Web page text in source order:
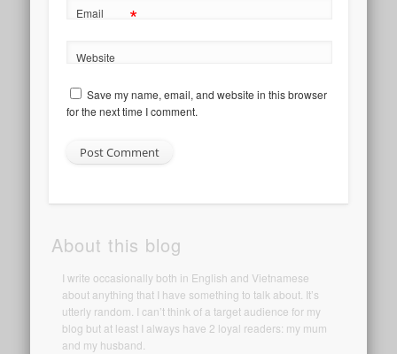
Email *
Website
Save my name, email, and website in this browser
for the next time I comment.
About this blog
I write occasionally both in English and Vietnamese
about anything that I have something to talk about. It’s
utterly random. I can’t think of a target audience for my
blog but at least I always have 2 loyal readers: my mum
and my husband.